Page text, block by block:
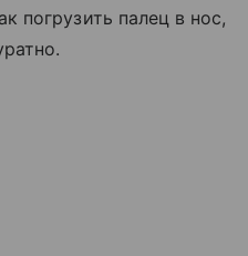
погрузить палец в нос,